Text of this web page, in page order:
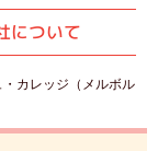
について
カレッジ（メルボル